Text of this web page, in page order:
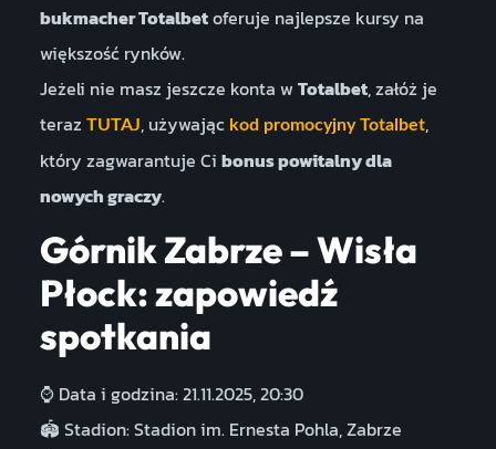
bukmacher Totalbetoferuje najlepsze kursy na
większość rynków.
Jeżeli nie masz jeszcze konta w Totalbet, załóż je
teraz TUTAJ, używając kod promocyjny Totalbet,
który zagwarantuje Ci bonus powitalny dla
nowych graczy.
Górnik Zabrze – Wisła
Płock: zapowiedź
spotkania
⌚ Data i godzina: 21.11.2025, 20:30
🏟️ Stadion: Stadion im. Ernesta Pohla, Zabrze